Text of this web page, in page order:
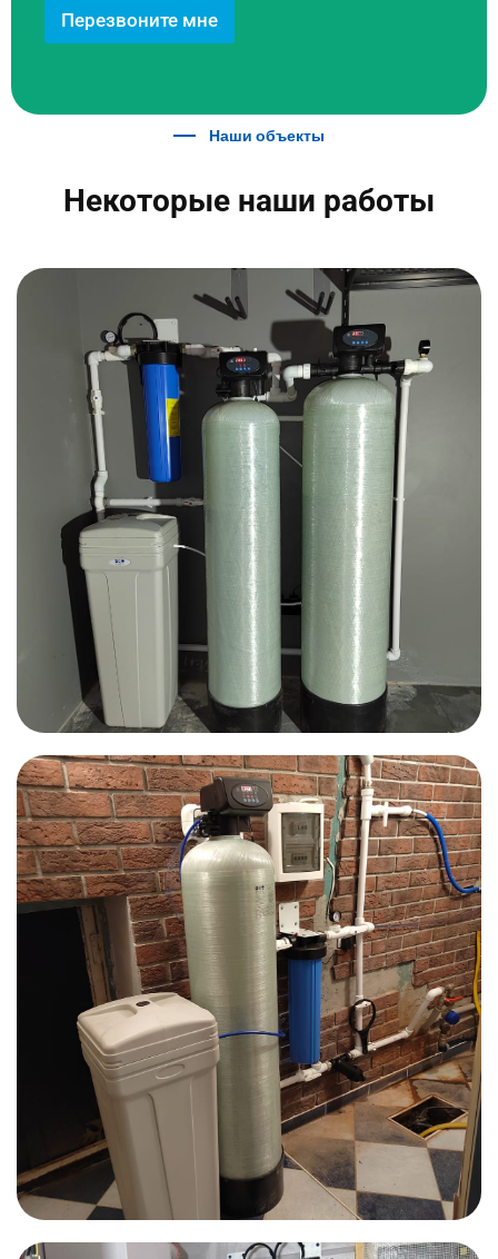
Перезвоните мне
Наши объекты
Некоторые наши работы